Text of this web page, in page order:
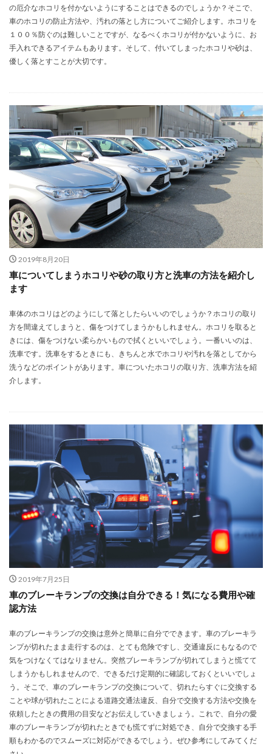
の厄介なホコリを付かないようにすることはできるのでしょうか？そこで、
車のホコリの防止方法や、汚れの落とし方についてご紹介します。ホコリを
１００％防ぐのは難しいことですが、なるべくホコリが付かないように、お
手入れできるアイテムもあります。そして、付いてしまったホコリや砂は、
優しく落とすことが大切です。
2019年8月20日
車についてしまうホコリや砂の取り方と洗車の方法を紹介し
ます
車体のホコリはどのようにして落としたらいいのでしょうか？ホコリの取り
方を間違えてしまうと、傷をつけてしまうかもしれません。ホコリを取ると
きには、傷をつけない柔らかいもので拭くといいでしょう。一番いいのは、
洗車です。洗車をするときにも、きちんと水でホコリや汚れを落としてから
洗うなどのポイントがあります。車についたホコリの取り方、洗車方法を紹
介します。
2019年7月25日
車のブレーキランプの交換は自分できる！気になる費用や確
認方法
車のブレーキランプの交換は意外と簡単に自分でできます。車のブレーキラ
ンプが切れたまま走行するのは、とても危険ですし、交通違反にもなるので
気をつけなくてはなりません。突然ブレーキランプが切れてしまうと慌てて
しまうかもしれませんので、できるだけ定期的に確認しておくといいでしょ
う。そこで、車のブレーキランプの交換について、切れたらすぐに交換する
ことや球が切れたことによる道路交通法違反、自分で交換する方法や交換を
依頼したときの費用の目安などお伝えしていきましょう。これで、自分の愛
車のブレーキランプが切れたときでも慌てずに対処でき、自分で交換する手
順もわかるのでスムーズに対応ができるでしょう。ぜひ参考にしてみてくだ